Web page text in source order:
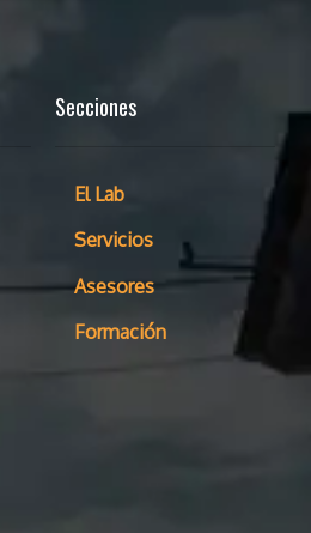
Secciones
El Lab
Servicios
Asesores
Formación